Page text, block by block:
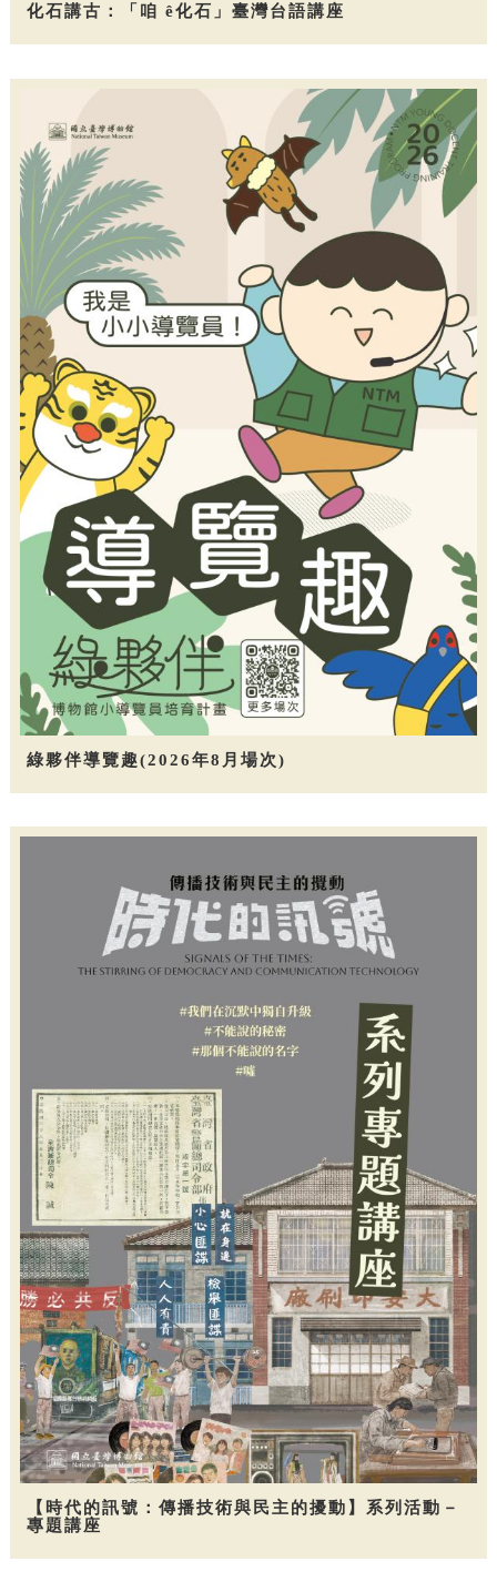
化石講古：「咱 ê化石」臺灣台語講座
綠夥伴導覽趣(2026年8月場次)
【時代的訊號：傳播技術與民主的擾動】系列活動－
專題講座